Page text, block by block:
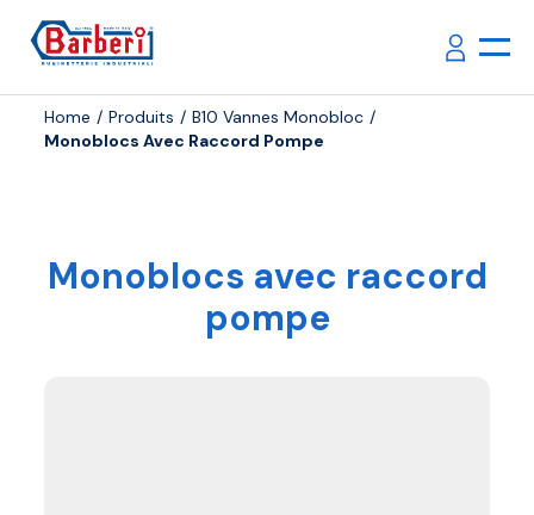
Home Produits
B10 Vannes Monobloc
Monoblocs Avec Raccord Pompe
Monoblocs avec raccord
pompe